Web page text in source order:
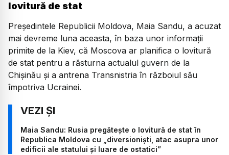
lovitură de stat
Preşedintele Republicii Moldova, Maia Sandu, a acuzat
mai devreme luna aceasta, în baza unor informaţii
primite de la Kiev, că Moscova ar planifica o lovitură
de stat pentru a răsturna actualul guvern de la
Chişinău şi a antrena Transnistria în războiul său
împotriva Ucrainei.
Maia Sandu: Rusia pregătește o lovitură de stat în
Republica Moldova cu „diversioniști, atac asupra unor
edificii ale statului și luare de ostatici”